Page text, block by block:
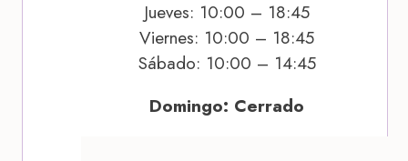
Jueves: 10:00 – 18:45
Viernes: 10:00 – 18:45
Sábado: 10:00 – 14:45
Domingo: Cerrado